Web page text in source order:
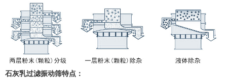
石灰乳过滤振动筛特点：